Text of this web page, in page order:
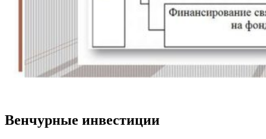
Венчурные инвестиции